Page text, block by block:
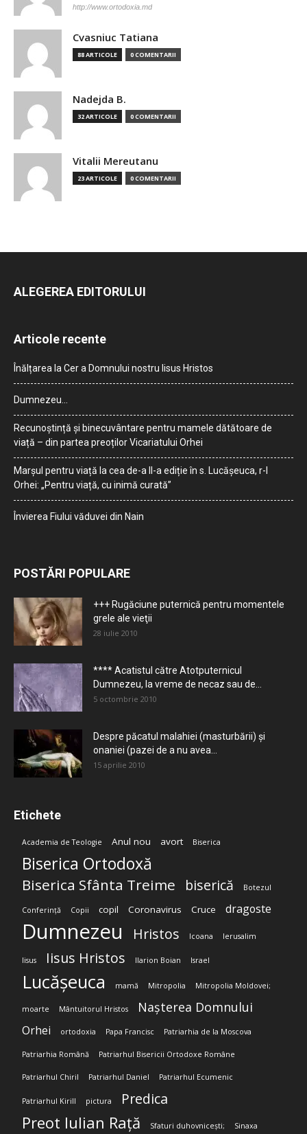
http://www.ortodoxia.md
Cvasniuc Tatiana
88 ARTICOLE 0 COMENTARII
Nadejda B.
32 ARTICOLE 0 COMENTARII
Vitalii Mereutanu
23 ARTICOLE 0 COMENTARII
ALEGEREA EDITORULUI
Articole recente
Înălțarea la Cer a Domnului nostru Iisus Hristos
Dumnezeu…
Recunoștință și binecuvântare pentru mamele dătătoare de
viață – din partea preoților Vicariatului Orhei
Marșul pentru viață la cea de-a II-a ediție în s. Lucășeuca, r-l
Orhei: „Pentru viață, cu inimă curată”
Învierea Fiului văduvei din Nain
POSTĂRI POPULARE
+++ Rugăciune puternică pentru momentele
grele ale vieţii
28 iulie 2010
**** Acatistul către Atotputernicul
Dumnezeu, la vreme de necaz sau de...
5 octombrie 2010
Despre păcatul malahiei (masturbării) şi
onaniei (pazei de a nu avea...
15 aprilie 2010
Etichete
Academia de Teologie Anul nou avort Biserica
Biserica Ortodoxă
Biserica Sfânta Treime biserică Botezul
Conferință Copii copil Coronavirus Cruce dragoste
Dumnezeu Hristos Icoana Ierusalim
Iisus Iisus Hristos Ilarion Boian Israel
Lucășeuca mamă Mitropolia Mitropolia Moldovei;
moarte Mântuitorul Hristos Nașterea Domnului
Orhei ortodoxia Papa Francisc Patriarhia de la Moscova
Patriarhia Română Patriarhul Bisericii Ortodoxe Române
Patriarhul Chiril Patriarhul Daniel Patriarhul Ecumenic
Patriarhul Kirill pictura Predica
Preot Iulian Rață Sfaturi duhovnicești; Sinaxa